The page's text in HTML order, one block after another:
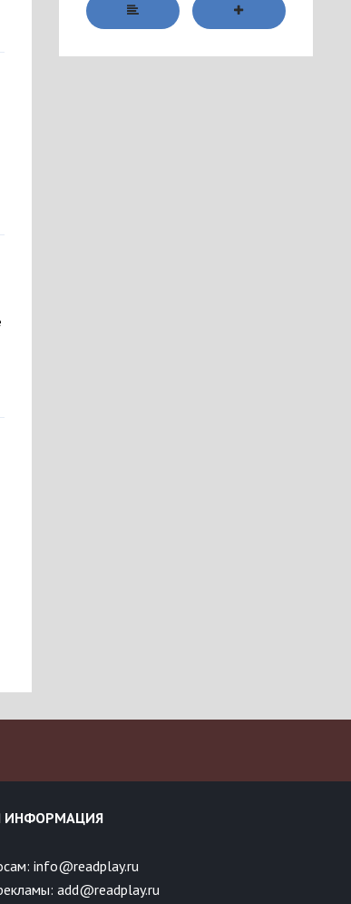
ИНФОРМАЦИЯ
info@readplay.ru
add@readplay.ru